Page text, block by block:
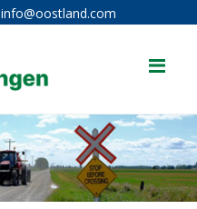
info@oostland.com